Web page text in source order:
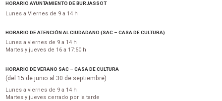
HORARIO AYUNTAMIENTO DE BURJASSOT
Lunes a Viernes de 9 a 14 h
HORARIO DE ATENCIÓN AL CIUDADANO (SAC – CASA DE CULTURA)
Lunes a viernes de 9 a 14 h
Martes y jueves de 16 a 17:50 h
HORARIO DE VERANO SAC – CASA DE CULTURA
(del 15 de junio al 30 de septiembre)
Lunes a viernes de 9 a 14 h
Martes y jueves cerrado por la tarde